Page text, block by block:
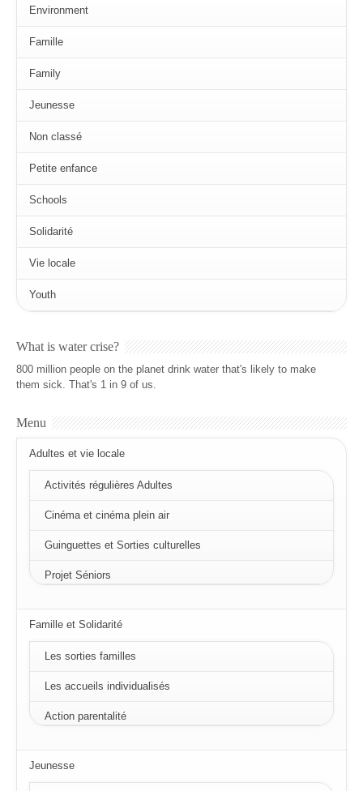
Environment
Famille
Family
Jeunesse
Non classé
Petite enfance
Schools
Solidarité
Vie locale
Youth
What is water crise?
800 million people on the planet drink water that's likely to make
them sick. That's 1 in 9 of us.
Menu
Adultes et vie locale
Activités régulières Adultes
Cinéma et cinéma plein air
Guinguettes et Sorties culturelles
Projet Séniors
Famille et Solidarité
Les sorties familles
Les accueils individualisés
Action parentalité
Jeunesse